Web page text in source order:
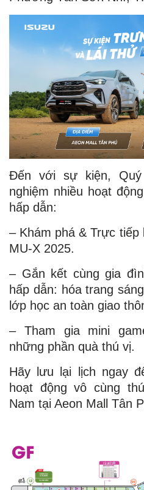
Đến với sự kiện,
nghiệm nhiều hoạt
hấp dẫn:
– Khám phá & Trực tiếp
MU-X 2025.
– Gắn kết cùng gia
hấp dẫn: hóa trang
lớp học an toàn giao
– Tham gia mini
những phần quà thú vị.
Hãy lưu lại lịch ngay
hoạt động vô cùng
Nam tại Aeon Mall Tân